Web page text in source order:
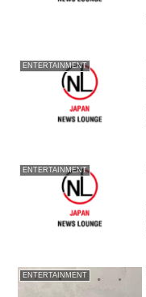
ENTERTAINMENT
ENTERTAINMENT
ENTERTAINMENT